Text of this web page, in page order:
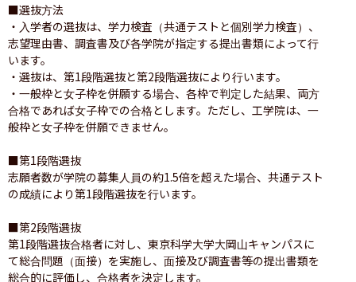
■選抜方法
・入学者の選抜は、学力検査（共通テストと個別学力検査）、
志望理由書、調査書及び各学院が指定する提出書類によって行
います。
・選抜は、第1段階選抜と第2段階選抜により行います。
・一般枠と女子枠を併願する場合、各枠で判定した結果、両方
合格であれば女子枠での合格とします。ただし、工学院は、一
般枠と女子枠を併願できません。
■第1段階選抜
志願者数が学院の募集人員の約1.5倍を超えた場合、共通テスト
の成績により第1段階選抜を行います。
■第2段階選抜
第1段階選抜合格者に対し、東京科学大学大岡山キャンパスに
て総合問題（面接）を実施し、面接及び調査書等の提出書類を
総合的に評価し、合格者を決定します。